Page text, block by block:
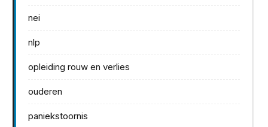
nei
nlp
opleiding rouw en verlies
ouderen
paniekstoornis